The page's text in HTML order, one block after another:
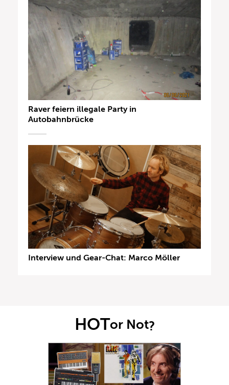
Raver feiern illegale Party in
Autobahnbrücke
Interview und Gear-Chat: Marco Möller
HOTor Not?